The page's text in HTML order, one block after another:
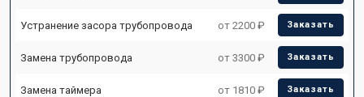
Устранение засора трубопровода от 2200 ₽ Заказать
Замена трубопровода от 3300 ₽ Заказать
Замена таймера от 1810 ₽ Заказать